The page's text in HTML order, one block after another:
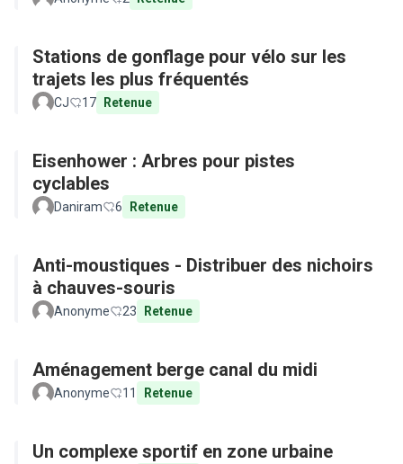
Stations de gonflage pour vélo sur les
trajets les plus fréquentés
CJ 17 Retenue
Eisenhower : Arbres pour pistes
cyclables
Daniram 6 Retenue
Anti-moustiques - Distribuer des nichoirs
à chauves-souris
Anonyme 23 Retenue
Aménagement berge canal du midi
Anonyme 11 Retenue
Un complexe sportif en zone urbaine